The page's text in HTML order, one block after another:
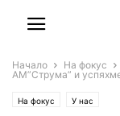
Начало На фокус
АМ”Струма” и
На фокус У нас